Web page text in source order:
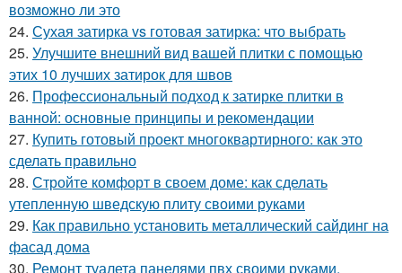
возможно ли это
24. Сухая затирка vs готовая затирка: что выбрать
25. Улучшите внешний вид вашей плитки с помощью
этих 10 лучших затирок для швов
26. Профессиональный подход к затирке плитки в
ванной: основные принципы и рекомендации
27. Купить готовый проект многоквартирного: как это
сделать правильно
28. Стройте комфорт в своем доме: как сделать
утепленную шведскую плиту своими руками
29. Как правильно установить металлический сайдинг на
фасад дома
30. Ремонт туалета панелями пвх своими руками.